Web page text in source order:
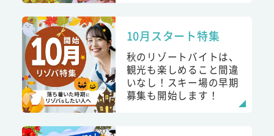
10月スタート特集
秋のリゾートバイトは、
観光も楽しめること間違
いなし！スキー場の早期
募集も開始します！